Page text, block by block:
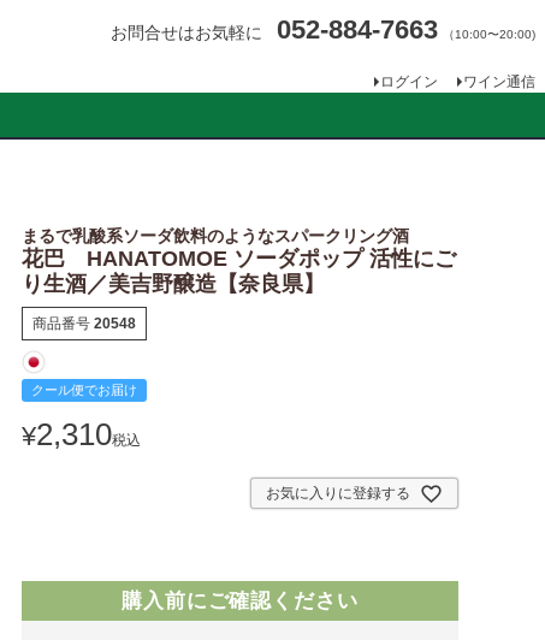
お問合せはお気軽に 052-884-7663 （10:00〜20:00)
ログイン ワイン通信
まるで乳酸系ソーダ飲料のようなスパークリング酒
花巴 HANATOMOE ソーダポップ 活性にご
り生酒／美吉野醸造【奈良県】
商品番号 20548
クール便でお届け
¥2,310税込
お気に入りに登録する
購入前にご確認ください